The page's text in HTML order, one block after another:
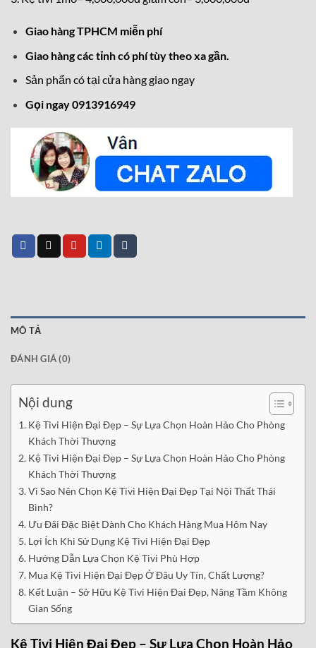
Giao hàng TPHCM miễn phí
Giao hàng các tỉnh có phí tùy theo xa gần.
Sản phẩn có tại cửa hàng giao ngay
Gọi ngay 0913916949
MÔ TẢ
ĐÁNH GIÁ (0)
Nội dung
Kệ Tivi Hiện Đại Đẹp – Sự Lựa Chọn Hoàn Hảo Cho Phòng
Khách Thời Thượng
Kệ Tivi Hiện Đại Đẹp – Sự Lựa Chọn Hoàn Hảo Cho Phòng
Khách Thời Thượng
Vì Sao Nên Chọn Kệ Tivi Hiện Đại Đẹp Tại Nội Thất Thái
Bình?
Ưu Đãi Đặc Biệt Dành Cho Khách Hàng Mua Hôm Nay
Lợi Ích Khi Sử Dụng Kệ Tivi Hiện Đại Đẹp
Hướng Dẫn Lựa Chọn Kệ Tivi Phù Hợp
Mua Kệ Tivi Hiện Đại Đẹp Ở Đâu Uy Tín, Chất Lượng?
Kết Luận – Sở Hữu Kệ Tivi Hiện Đại Đẹp, Nâng Tầm Không
Gian Sống
Kệ Tivi Hiện Đại Đẹp – Sự Lựa Chọn Hoàn Hảo